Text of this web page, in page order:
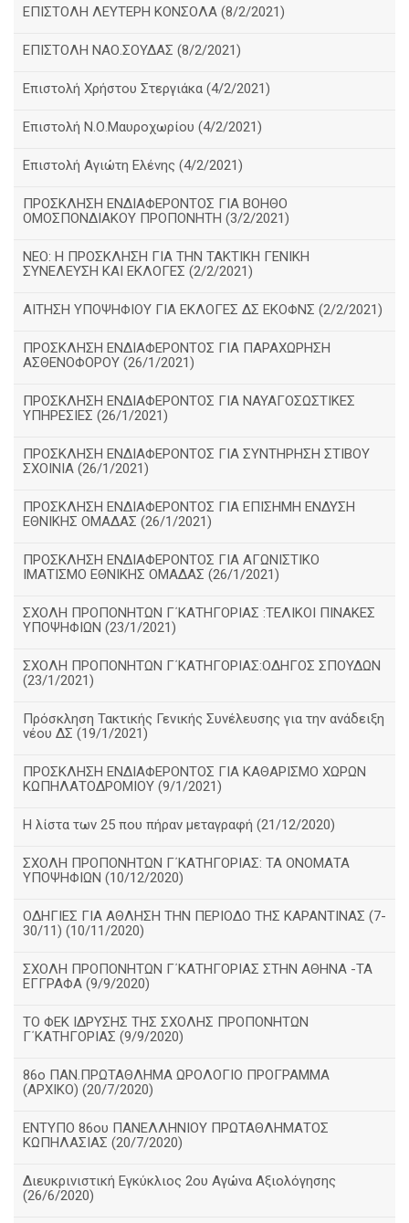
ΕΠΙΣΤΟΛΗ ΛΕΥΤΕΡΗ ΚΟΝΣΟΛΑ (8/2/2021)
ΕΠΙΣΤΟΛΗ ΝΑΟ.ΣΟΥΔΑΣ (8/2/2021)
Επιστολή Χρήστου Στεργιάκα (4/2/2021)
Επιστολή Ν.Ο.Μαυροχωρίου (4/2/2021)
Επιστολή Αγιώτη Ελένης (4/2/2021)
ΠΡΟΣΚΛΗΣΗ ΕΝΔΙΑΦΕΡΟΝΤΟΣ ΓΙΑ ΒΟΗΘΟ
ΟΜΟΣΠΟΝΔΙΑΚΟΥ ΠΡΟΠΟΝΗΤΗ (3/2/2021)
ΝΕΟ: Η ΠΡΟΣΚΛΗΣΗ ΓΙΑ ΤΗΝ ΤΑΚΤΙΚΗ ΓΕΝΙΚΗ
ΣΥΝΕΛΕΥΣΗ ΚΑΙ ΕΚΛΟΓΕΣ (2/2/2021)
ΑΙΤΗΣΗ ΥΠΟΨΗΦΙΟΥ ΓΙΑ ΕΚΛΟΓΕΣ ΔΣ ΕΚΟΦΝΣ (2/2/2021)
ΠΡΟΣΚΛΗΣΗ ΕΝΔΙΑΦΕΡΟΝΤΟΣ ΓΙΑ ΠΑΡΑΧΩΡΗΣΗ
ΑΣΘΕΝΟΦΟΡΟΥ (26/1/2021)
ΠΡΟΣΚΛΗΣΗ ΕΝΔΙΑΦΕΡΟΝΤΟΣ ΓΙΑ ΝΑΥΑΓΟΣΩΣΤΙΚΕΣ
ΥΠΗΡΕΣΙΕΣ (26/1/2021)
ΠΡΟΣΚΛΗΣΗ ΕΝΔΙΑΦΕΡΟΝΤΟΣ ΓΙΑ ΣΥΝΤΗΡΗΣΗ ΣΤΙΒΟΥ
ΣΧΟΙΝΙΑ (26/1/2021)
ΠΡΟΣΚΛΗΣΗ ΕΝΔΙΑΦΕΡΟΝΤΟΣ ΓΙΑ ΕΠΙΣΗΜΗ ΕΝΔΥΣΗ
ΕΘΝΙΚΗΣ ΟΜΑΔΑΣ (26/1/2021)
ΠΡΟΣΚΛΗΣΗ ΕΝΔΙΑΦΕΡΟΝΤΟΣ ΓΙΑ ΑΓΩΝΙΣΤΙΚΟ
ΙΜΑΤΙΣΜΟ ΕΘΝΙΚΗΣ ΟΜΑΔΑΣ (26/1/2021)
ΣΧΟΛΗ ΠΡΟΠΟΝΗΤΩΝ Γ΄ΚΑΤΗΓΟΡΙΑΣ :ΤΕΛΙΚΟΙ ΠΙΝΑΚΕΣ
ΥΠΟΨΗΦΙΩΝ (23/1/2021)
ΣΧΟΛΗ ΠΡΟΠΟΝΗΤΩΝ Γ΄ΚΑΤΗΓΟΡΙΑΣ:ΟΔΗΓΟΣ ΣΠΟΥΔΩΝ
(23/1/2021)
Πρόσκληση Τακτικής Γενικής Συνέλευσης για την ανάδειξη
νέου ΔΣ (19/1/2021)
ΠΡΟΣΚΛΗΣΗ ΕΝΔΙΑΦΕΡΟΝΤΟΣ ΓΙΑ ΚΑΘΑΡΙΣΜΟ ΧΩΡΩΝ
ΚΩΠΗΛΑΤΟΔΡΟΜΙΟΥ (9/1/2021)
Η λίστα των 25 που πήραν μεταγραφή (21/12/2020)
ΣΧΟΛΗ ΠΡΟΠΟΝΗΤΩΝ Γ΄ΚΑΤΗΓΟΡΙΑΣ: ΤΑ ΟΝΟΜΑΤΑ
ΥΠΟΨΗΦΙΩΝ (10/12/2020)
ΟΔΗΓΙΕΣ ΓΙΑ ΑΘΛΗΣΗ ΤΗΝ ΠΕΡΙΟΔΟ ΤΗΣ ΚΑΡΑΝΤΙΝΑΣ (7-
30/11) (10/11/2020)
ΣΧΟΛΗ ΠΡΟΠΟΝΗΤΩΝ Γ΄ΚΑΤΗΓΟΡΙΑΣ ΣΤΗΝ ΑΘΗΝΑ -ΤΑ
ΕΓΓΡΑΦΑ (9/9/2020)
TO ΦΕΚ ΙΔΡΥΣΗΣ ΤΗΣ ΣΧΟΛΗΣ ΠΡΟΠΟΝΗΤΩΝ
Γ΄ΚΑΤΗΓΟΡΙΑΣ (9/9/2020)
86o ΠΑΝ.ΠΡΩΤΑΘΛΗΜΑ ΩΡΟΛΟΓΙΟ ΠΡΟΓΡΑΜΜΑ
(ΑΡΧΙΚΟ) (20/7/2020)
ΕΝΤΥΠΟ 86ου ΠΑΝΕΛΛΗΝΙΟΥ ΠΡΩΤΑΘΛΗΜΑΤΟΣ
ΚΩΠΗΛΑΣΙΑΣ (20/7/2020)
Διευκρινιστική Εγκύκλιος 2ου Αγώνα Αξιολόγησης
(26/6/2020)